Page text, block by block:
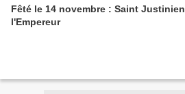
Fêté le 14 novembre : Saint Justinien
l'Empereur